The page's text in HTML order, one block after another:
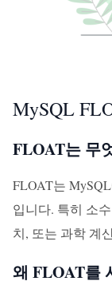
MySQL
FLOAT는 무
FLOAT는
입니다. 특히 소
치, 또는 과학 계
왜 FLOAT를